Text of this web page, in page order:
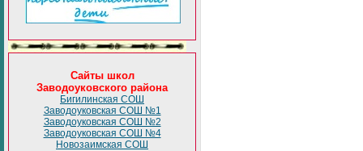
Сайты школ
Заводоуковского района
Бигилинская СОШ
Заводоуковская СОШ №1
Заводоуковская СОШ №2
Заводоуковская СОШ №4
Новозаимская СОШ